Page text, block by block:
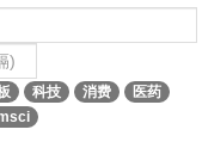
科技 消费
医药